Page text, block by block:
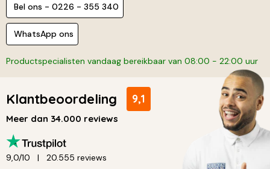
Bel ons - 0226 - 355 340
WhatsApp ons
Productspecialisten vandaag bereikbaar van 08:00 - 22:00 uur
Klantbeoordeling 9,1
Meer dan 34.000 reviews
9,0/10 20.555 reviews